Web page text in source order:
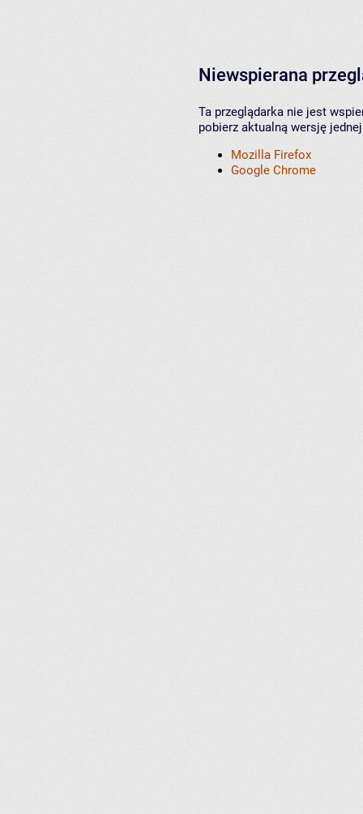
Niewspierana
Ta przeglądarka nie jest
pobierz aktualną wersję
Mozilla Firefox
Google Chrome